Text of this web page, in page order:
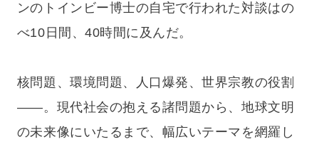
ンのトインビー博士の自宅で行われた対談はの
べ10日間、40時間に及んだ。
核問題、環境問題、人口爆発、世界宗教の役割
——。現代社会の抱える諸問題から、地球文明
の未来像にいたるまで、幅広いテーマを網羅し